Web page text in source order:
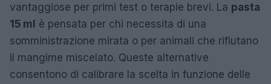
vantaggiose per primi test o terapie brevi. La pasta
15 ml è pensata per chi necessita di una
somministrazione mirata o per animali che rifiutano
il mangime miscelato. Queste alternative
consentono di calibrare la scelta in funzione delle